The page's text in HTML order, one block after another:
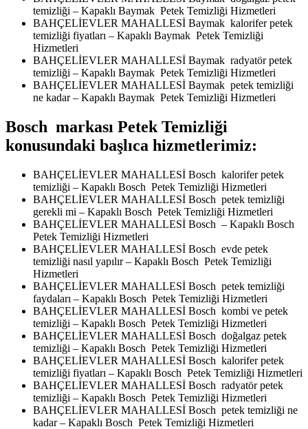
temizliği – Kapaklı Baymak Petek Temizliği Hizmetleri
BAHÇELİEVLER MAHALLESİ Baymak kalorifer petek
temizliği fiyatları – Kapaklı Baymak Petek Temizliği
Hizmetleri
BAHÇELİEVLER MAHALLESİ Baymak radyatör petek
temizliği – Kapaklı Baymak Petek Temizliği Hizmetleri
BAHÇELİEVLER MAHALLESİ Baymak petek temizliği
ne kadar – Kapaklı Baymak Petek Temizliği Hizmetleri
Bosch markası Petek Temizliği
konusundaki başlıca hizmetlerimiz:
BAHÇELİEVLER MAHALLESİ Bosch kalorifer petek
temizliği – Kapaklı Bosch Petek Temizliği Hizmetleri
BAHÇELİEVLER MAHALLESİ Bosch petek temizliği
gerekli mi – Kapaklı Bosch Petek Temizliği Hizmetleri
BAHÇELİEVLER MAHALLESİ Bosch – Kapaklı Bosch
Petek Temizliği Hizmetleri
BAHÇELİEVLER MAHALLESİ Bosch evde petek
temizliği nasıl yapılır – Kapaklı Bosch Petek Temizliği
Hizmetleri
BAHÇELİEVLER MAHALLESİ Bosch petek temizliği
faydaları – Kapaklı Bosch Petek Temizliği Hizmetleri
BAHÇELİEVLER MAHALLESİ Bosch kombi ve petek
temizliği – Kapaklı Bosch Petek Temizliği Hizmetleri
BAHÇELİEVLER MAHALLESİ Bosch doğalgaz petek
temizliği – Kapaklı Bosch Petek Temizliği Hizmetleri
BAHÇELİEVLER MAHALLESİ Bosch kalorifer petek
temizliği fiyatları – Kapaklı Bosch Petek Temizliği Hizmetleri
BAHÇELİEVLER MAHALLESİ Bosch radyatör petek
temizliği – Kapaklı Bosch Petek Temizliği Hizmetleri
BAHÇELİEVLER MAHALLESİ Bosch petek temizliği ne
kadar – Kapaklı Bosch Petek Temizliği Hizmetleri